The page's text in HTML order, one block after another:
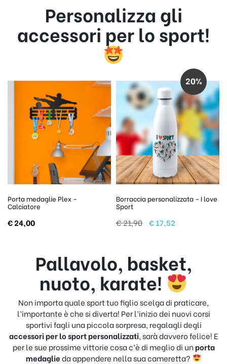
Personalizza gli
accessori per lo sport!
20%
Borraccia personalizzata – I love
Sport
€ Il prezzo originale era: € 21,90.
Il prezzo attuale è: € 17,52.
Porta medaglie Plex –
€ 24,00
Pallavolo, basket,
nuoto, karate!
Non importa quale sport tuo figlio scelga di praticare,
l’importante è che si diverta! Per l’inizio dei nuovi corsi
sportivi fagli una piccola sorpresa, regalagli degli
accessori per lo sport personalizzati, sarà davvero felice! E
per le sue prossime vittorie cosa c’è di meglio di unporta
medaglieda appendere nella sua cameretta?